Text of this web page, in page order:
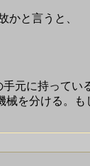
かと言うと、
元に持ってい
を分ける。も